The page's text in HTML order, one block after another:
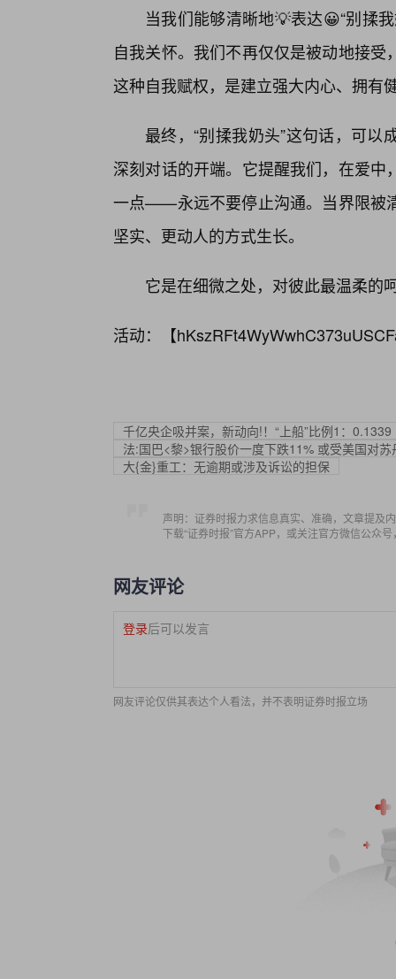
当我们能够清晰地💡表达😀“别揉
自我关怀。我们不再仅仅是被动地接
这种自我赋权，是建立强大内心、拥有
最终，“别揉我奶头”这句话，可
深刻对话的开端。它提醒我们，在爱
一点——永远不要停止沟通。当界限被
坚实、更动人的方式生长。
它是在细微之处，对彼此最温柔的
活动：【
千亿央企吸并案，新动向!！“上船”比例1：0.1339
法:国巴<黎>银行股价一度下跌11% 或受美国对
大{金}重工：无逾期或涉及诉讼的担保
声明：证券时报力求信息真实、准确，文章提及
下载“证券时报”官方APP，或关注官方微信公众
网友评论
登录后可以发言
网友评论仅供其表达个人看法，并不表明证券时报立场